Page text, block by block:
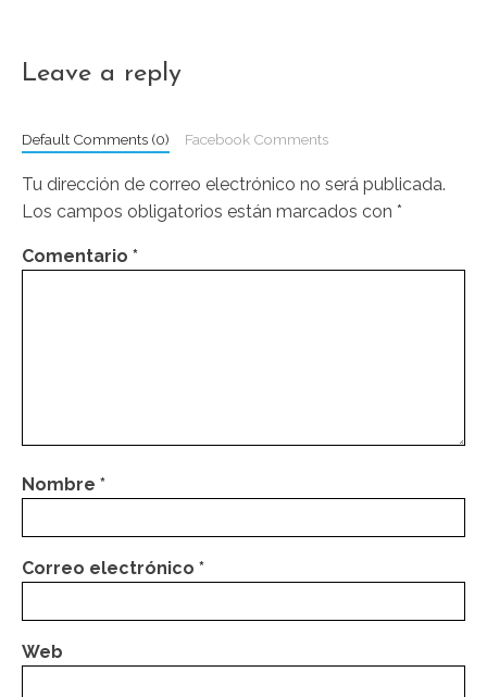
Leave a reply
Default Comments (0) Facebook Comments
Tu dirección de correo electrónico no será publicada.
Los campos obligatorios están marcados con *
Comentario *
Nombre *
Correo electrónico *
Web